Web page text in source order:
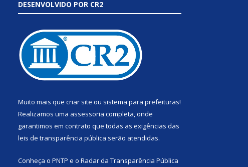
DESENVOLVIDO POR CR2
Muito mais que criar site ou sistema para prefeituras!
Realizamos uma assessoria completa, onde
garantimos em contrato que todas as exigências das
leis de transparência pública serão atendidas.
Conheça o PNTP e o Radar da Transparência Pública